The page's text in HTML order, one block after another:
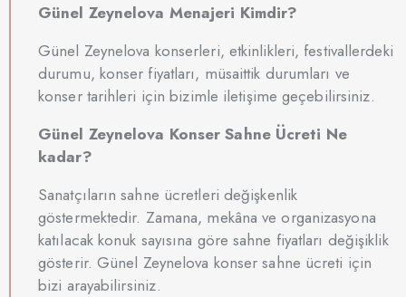
Günel Zeynelova Menajeri Kimdir?
Günel Zeynelova konserleri, etkinlikleri, festivallerdeki
durumu, konser fiyatları, müsaittik durumları ve
konser tarihleri için bizimle iletişime geçebilirsiniz.
Günel Zeynelova Konser Sahne Ücreti Ne
kadar?
Sanatçıların sahne ücretleri değişkenlik
göstermektedir. Zamana, mekâna ve organizasyona
katılacak konuk sayısına göre sahne fiyatları değişiklik
gösterir. Günel Zeynelova konser sahne ücreti için
bizi arayabilirsiniz.